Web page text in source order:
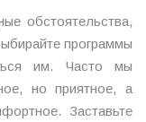
обстоятельства,
программы
им. Часто мы
но приятное, а
Заставьте